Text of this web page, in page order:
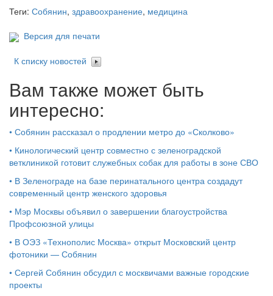
Теги: Собянин, здравоохранение, медицина
Версия для печати
К списку новостей
Вам также может быть
интересно:
• Собянин рассказал о продлении метро до «Сколково»
• Кинологический центр совместно с зеленоградской
ветклиникой готовит служебных собак для работы в зоне СВО
• В Зеленограде на базе перинатального центра создадут
современный центр женского здоровья
• Мэр Москвы объявил о завершении благоустройства
Профсоюзной улицы
• В ОЭЗ «Технополис Москва» открыт Московский центр
фотоники — Собянин
• Сергей Собянин обсудил с москвичами важные городские
проекты